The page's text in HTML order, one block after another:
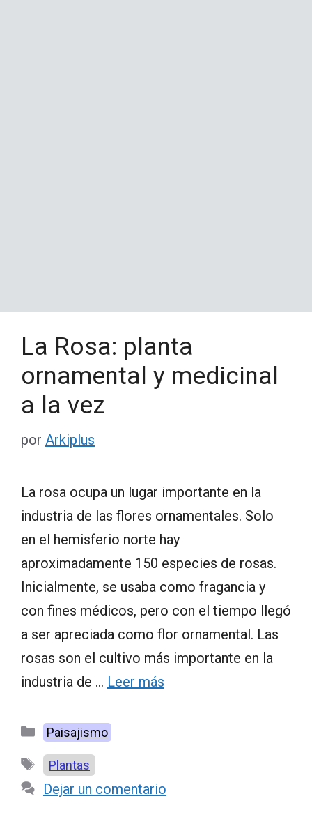
La Rosa: planta
ornamental y medicinal
a la vez
por Arkiplus
La rosa ocupa un lugar importante en la
industria de las flores ornamentales. Solo
en el hemisferio norte hay
aproximadamente 150 especies de rosas.
Inicialmente, se usaba como fragancia y
con fines médicos, pero con el tiempo llegó
a ser apreciada como flor ornamental. Las
rosas son el cultivo más importante en la
industria de … Leer más
Categorías
Paisajismo
Etiquetas
Plantas
Dejar un comentario